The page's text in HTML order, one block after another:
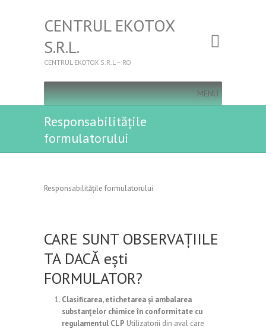
CENTRUL EKOTOX
S.R.L.
CENTRUL EKOTOX S.R.L – RO
MENU
Responsabilitățile
formulatorului
Responsabilitățile formulatorului
CARE SUNT OBSERVAȚIILE
TA DACĂ ești
FORMULATOR?
Clasificarea, etichetarea și ambalarea
substanțelor chimice în conformitate cu
regulamentul CLP Utilizatorii din aval care